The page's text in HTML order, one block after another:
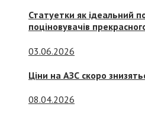
Статуетки як ідеальний
поціновувачів
03.06.2026
Ціни на АЗС скоро
08.04.2026